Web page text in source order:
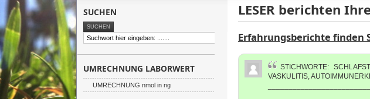
LESER berichten
Erfahrungsberichte finden
STICHWORTE:
VASKULITIS,
SUCHEN
UMRECHNUNG LABORWERT
UMRECHNUNG nmol in ng